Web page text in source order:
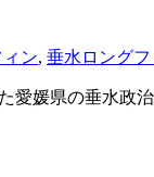
ン, 垂水ロングフ
愛媛県の垂水